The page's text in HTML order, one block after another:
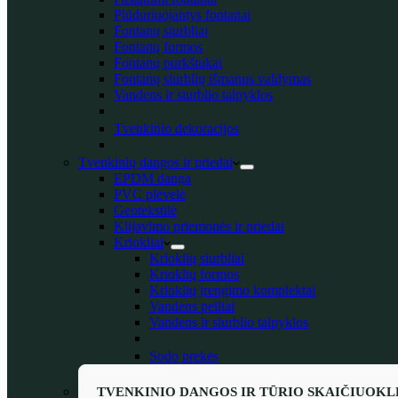
Plūduriuojantys fontanai
Fontanų siurbliai
Fontanų formos
Fontanų purkštukai
Fontanų siurblių išmanus valdymas
Vandens ir siurblio talpyklos
Tvenkinio dekoracijos
Tvenkinių dangos ir priedai
EPDM danga
PVC plėvelė
Geotekstilė
Klijavimo priemonės ir priedai
Kriokliai
Krioklių siurbliai
Krioklių formos
Krioklių įrengimo komplektai
Vandens peiliai
Vandens ir siurblio talpyklos
Sodo prekės
TVENKINIO DANGOS IR TŪRIO